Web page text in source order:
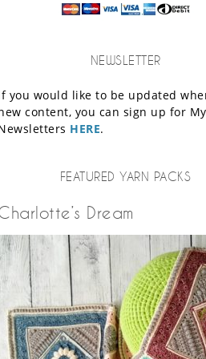
NEWSLETTER
you would like to be updated
content, you can sign up for My
HERE.
FEATURED YARN PACKS
Dream